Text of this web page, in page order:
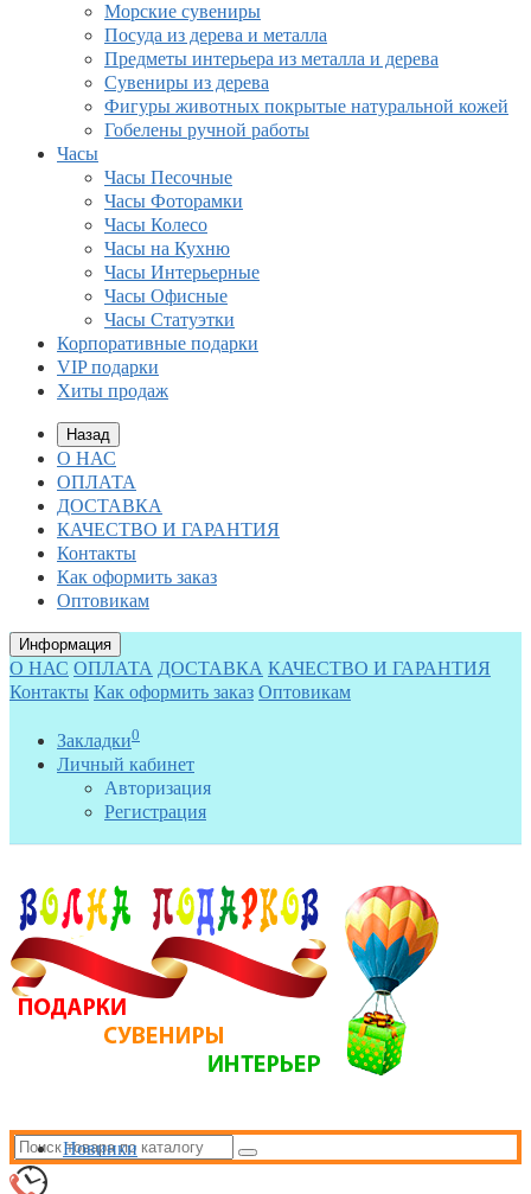
Морские сувениры
Посуда из дерева и металла
Предметы интерьера из металла и дерева
Сувениры из дерева
Фигуры животных покрытые натуральной кожей
Гобелены ручной работы
Часы
Часы Песочные
Часы Фоторамки
Часы Колесо
Часы на Кухню
Часы Интерьерные
Часы Офисные
Часы Статуэтки
Корпоративные подарки
VIP подарки
Хиты продаж
Назад
О НАС
ОПЛАТА
ДОСТАВКА
КАЧЕСТВО И ГАРАНТИЯ
Контакты
Как оформить заказ
Оптовикам
Информация
О НАС ОПЛАТА ДОСТАВКА КАЧЕСТВО И ГАРАНТИЯ
Контакты Как оформить заказ Оптовикам
Закладки0
Личный кабинет
Авторизация
Регистрация
Новинки